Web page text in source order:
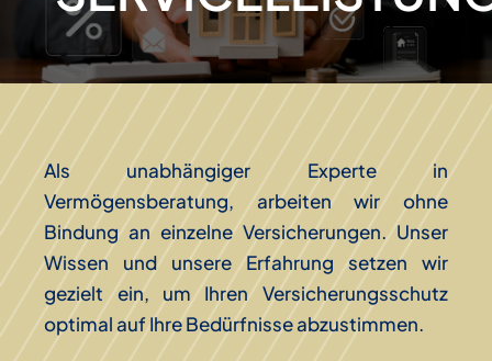
Als unabhängiger Experte in
Vermögensberatung, arbeiten wir ohne
Bindung an einzelne Versicherungen. Unser
Wissen und unsere Erfahrung setzen wir
gezielt ein, um Ihren Versicherungsschutz
optimal auf Ihre Bedürfnisse abzustimmen.